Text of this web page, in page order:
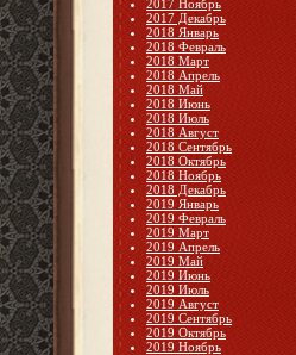
2017 Ноябрь
2017 Декабрь
2018 Январь
2018 Февраль
2018 Март
2018 Апрель
2018 Май
2018 Июнь
2018 Июль
2018 Август
2018 Сентябрь
2018 Октябрь
2018 Ноябрь
2018 Декабрь
2019 Январь
2019 Февраль
2019 Март
2019 Апрель
2019 Май
2019 Июнь
2019 Июль
2019 Август
2019 Сентябрь
2019 Октябрь
2019 Ноябрь